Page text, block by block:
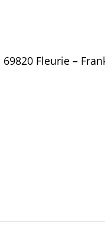
Fleurie –